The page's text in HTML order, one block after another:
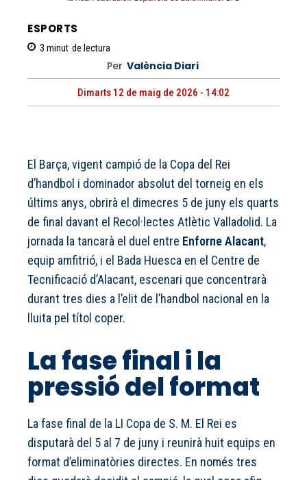
ESPORTS
3 minut de lectura
Per València Diari
Dimarts 12 de maig de 2026 - 14:02
El Barça, vigent campió de la Copa del Rei
d’handbol i dominador absolut del torneig en els
últims anys, obrirà el dimecres 5 de juny els quarts
de final davant el Recol·lectes Atlètic Valladolid. La
jornada la tancarà el duel entre Enforne Alacant,
equip amfitrió, i el Bada Huesca en el Centre de
Tecnificació d’Alacant, escenari que concentrarà
durant tres dies a l’elit de l’handbol nacional en la
lluita pel títol coper.
La fase final i la
pressió del format
La fase final de la LI Copa de S. M. El Rei es
disputarà del 5 al 7 de juny i reunirà huit equips en
format d’eliminatòries directes. En només tres